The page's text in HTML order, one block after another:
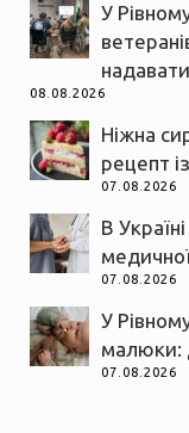
У
08.08.2026
Ніжна
рецепт
07.08.2026
В
07.08.2026
У
малюки:
07.08.2026